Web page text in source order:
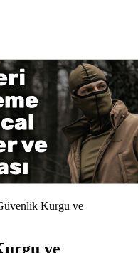
Kurgu ve
ve